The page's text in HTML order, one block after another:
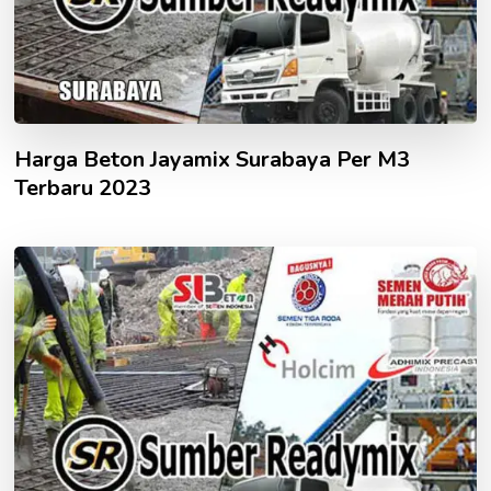
Harga Beton Jayamix Surabaya Per M3
Terbaru 2023